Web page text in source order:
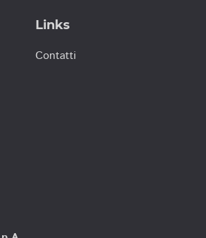
Links
Contatti